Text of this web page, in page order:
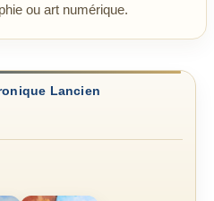
ou art numérique.
Lancien